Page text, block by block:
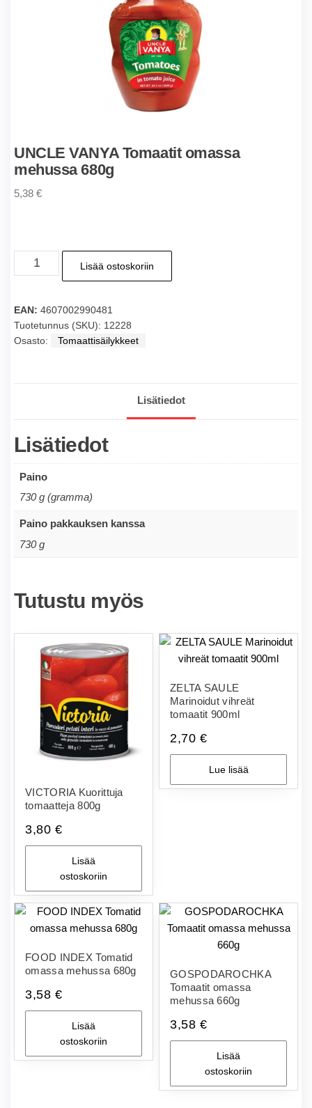
UNCLE VANYA Tomaatit omassa
mehussa 680g
5,38 €
UNCLE
VANYA
omassa
mehussa
680g
Lisää ostoskoriin
EAN: 4607002990481
Tuotetunnus (SKU): 12228
Osasto:
Tomaattisäilykkeet
Lisätiedot
Lisätiedot
Paino
730 g (gramma)
Paino pakkauksen kanssa
730 g
Tutustu myös
VICTORIA Kuorittuja
tomaatteja 800g
3,80 €
Lisää
ostoskoriin
ZELTA SAULE
Marinoidut vihreät
tomaatit 900ml
2,70 €
Lue lisää
FOOD INDEX Tomatid
omassa mehussa 680g
3,58 €
Lisää
ostoskoriin
GOSPODAROCHKA
Tomaatit omassa
mehussa 660g
3,58 €
Lisää
ostoskoriin